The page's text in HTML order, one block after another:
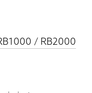
/ RB2000